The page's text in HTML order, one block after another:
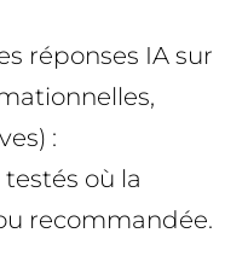
réponses IA sur
:
où la
recommandée.